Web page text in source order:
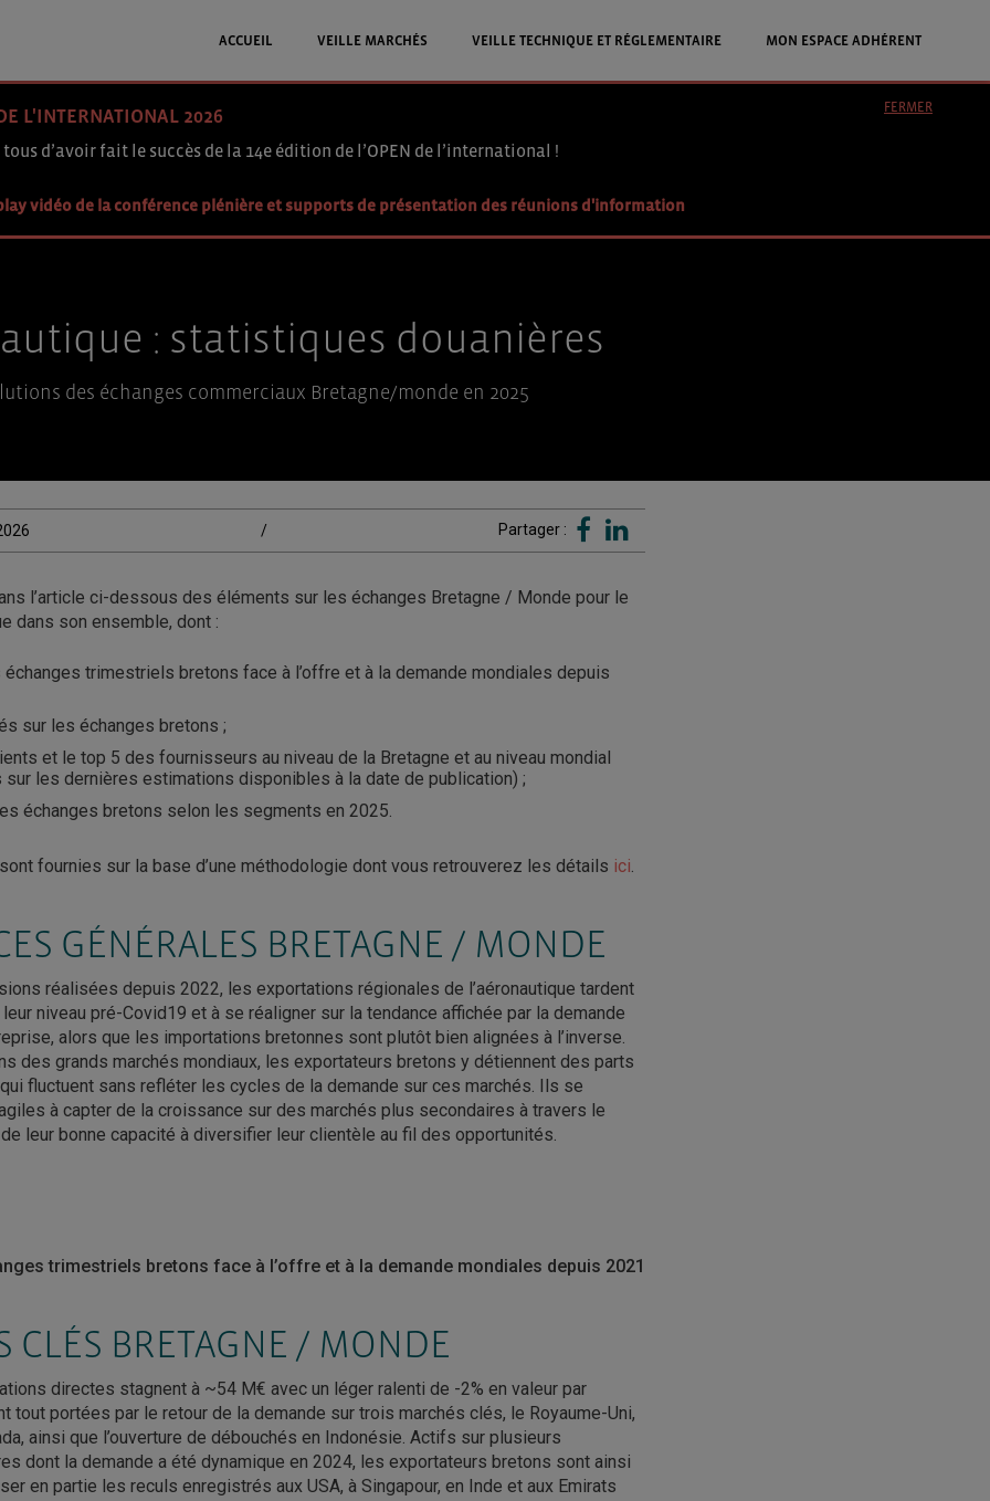
ACCUEIL VEILLE MARCHÉS VEILLE TECHNIQUE ET RÉGLEMENTAIRE MON ESPACE ADHÉRENT
L'INTERNATIONAL 2026
d’avoir fait le succès de la 14e édition de l’OPEN de l’international !
vidéo de la conférence plénière et supports de présentation des réunions d'information
FERMER
: statistiques douanières
des échanges commerciaux Bretagne/monde en 2025
/ Partager :
l’article ci-dessous des éléments sur les échanges Bretagne / Monde pour le
dans son ensemble, dont :
échanges trimestriels bretons face à l’offre et à la demande mondiales depuis
sur les échanges bretons ;
et le top 5 des fournisseurs au niveau de la Bretagne et au niveau mondial
les dernières estimations disponibles à la date de publication) ;
échanges bretons selon les segments en 2025.
fournies sur la base d’une méthodologie dont vous retrouverez les détails ici.
GÉNÉRALES BRETAGNE / MONDE
réalisées depuis 2022, les exportations régionales de l’aéronautique tardent
niveau pré-Covid19 et à se réaligner sur la tendance affichée par la demande
alors que les importations bretonnes sont plutôt bien alignées à l’inverse.
des grands marchés mondiaux, les exportateurs bretons y détiennent des parts
fluctuent sans refléter les cycles de la demande sur ces marchés. Ils se
à capter de la croissance sur des marchés plus secondaires à travers le
leur bonne capacité à diversifier leur clientèle au fil des opportunités.
trimestriels bretons face à l’offre et à la demande mondiales depuis 2021
CLÉS BRETAGNE / MONDE
directes stagnent à ~54 M€ avec un léger ralenti de -2% en valeur par
tout portées par le retour de la demande sur trois marchés clés, le Royaume-Uni,
ainsi que l’ouverture de débouchés en Indonésie. Actifs sur plusieurs
dont la demande a été dynamique en 2024, les exportateurs bretons sont ainsi
en partie les reculs enregistrés aux USA, à Singapour, en Inde et aux Emirats